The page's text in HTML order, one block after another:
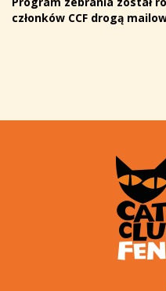
członków CCF drogą